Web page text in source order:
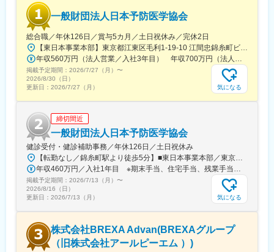
一般財団法人日本予防医学協会
総合職／年休126日／賞与5カ月／土日祝休み／完休2日
【東日本事業本部】東京都江東区毛利1-19-10 江間忠錦糸町ビル※訪問先からの直行直帰が可能です！＜アクセス＞・JR総武線（快速・各駅停車）／東京メトロ半蔵門線 錦糸町駅より徒歩5分・東京メトロ半蔵門線／都営新宿線 住吉駅より徒歩5分※受動喫煙対策:屋内全面禁煙
年収560万円（法人営業／入社3年目） 年収700万円（法人営業・チームリーダー／入社5年目）
掲載予定期間： 2026/7/27（月） 〜
2026/8/30（日）
更新日： 2026/7/27（月） 気になる
締切間近
一般財団法人日本予防医学協会
健診受付・健診補助事務／年休126日／土日祝休み
【転勤なし／錦糸町駅より徒歩5分】■東日本事業本部／東京都江東区毛利1-19-10 江間忠錦糸町ビル＜アクセス＞JR総武線（快速）、総武線（各駅停車）「錦糸町駅」南口より徒歩5分東京メトロ半蔵門線「錦糸町駅」B1出口より徒歩5分東京メトロ半蔵門線／都営新宿線「住吉駅」B2出口より徒歩5分※受動喫煙対策あり（オフィス内禁煙）
年収460万円／入社1年目 ※期末手当、住宅手当、残業手当（月10時間分）含む
掲載予定期間： 2026/7/13（月） 〜
2026/8/16（日）
更新日： 2026/7/13（月） 気になる
株式会社BREXA Advan(BREXAグループ
（旧株式会社アールピーエム ）)